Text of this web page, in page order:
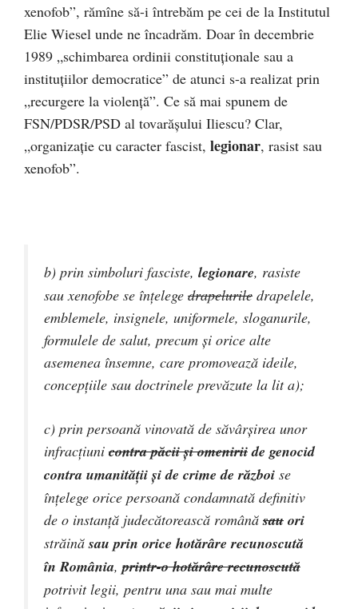
xenofob”, rămîne să-i întrebăm pe cei de la Institutul
Elie Wiesel unde ne încadrăm. Doar în decembrie
1989 „schimbarea ordinii constituționale sau a
instituţiilor democratice” de atunci s-a realizat prin
„recurgere la violenţă”. Ce să mai spunem de
FSN/PDSR/PSD al tovarășului Iliescu? Clar,
„organizație cu caracter fascist, legionar, rasist sau
xenofob”.
b) prin simboluri fasciste, legionare, rasiste
sau xenofobe se înţelege drapelurile drapelele,
emblemele, insignele, uniformele, sloganurile,
formulele de salut, precum şi orice alte
asemenea însemne, care promovează ideile,
concepţiile sau doctrinele prevăzute la lit a);
c) prin persoană vinovată de săvârşirea unor
infracţiuni contra păcii şi omeniriide genocid
contra umanităţii şi de crime de război se
înţelege orice persoană condamnată definitiv
de o instanţă judecătorească românăsau ori
străinăsau prin orice hotărâre recunoscută
în România,printr-o hotărâre recunoscută
potrivit legii, pentru una sau mai multe